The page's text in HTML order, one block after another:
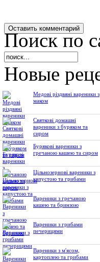
Поиск по
Новые
Медові різдвяні вареники з
маком
Святкові домашні
вареники з буряком та
сиром
Бурякові вареники з
гречаною кашею та сиром
Цільнозернові вареники з
капустою та грибами
Вареники з гречаною
кашею та бринзою
Вареники з грибами
печерицями
Вареники з м'ясом,
картоплею та грибами